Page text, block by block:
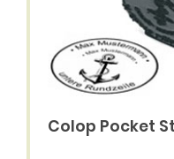
Colop Pocket